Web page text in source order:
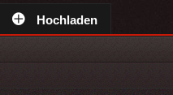
Hochladen